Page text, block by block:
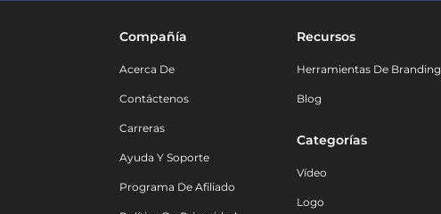
Compañía
Acerca De
Contáctenos
Carreras
Ayuda Y Soporte
Programa De Afiliado
Recursos
Herramientas De Branding
Blog
Categorías
Vídeo
Logo